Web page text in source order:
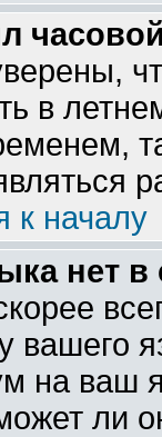
в
к началу
нет в
вашего
на ваш
ли